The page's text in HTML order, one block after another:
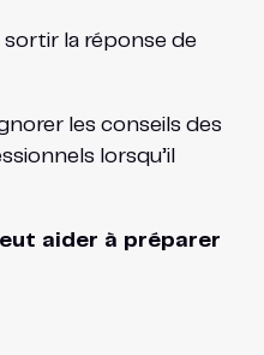
la réponse de
les conseils des
lorsqu’il
aider à préparer